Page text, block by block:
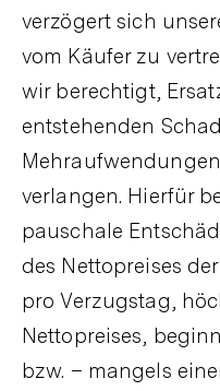
verzögert sich
vom Käufer zu
wir berechtigt,
entstehenden
verlangen. Hierfür
pauschale
des Nettopreises
pro Verzugstag,
Nettopreises,
bzw. – mangels